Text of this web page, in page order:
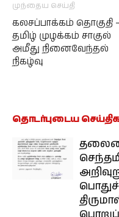
முந்தைய செய்தி
கலசப்பாக்கம் தொகுதி –
தமிழ் முழக்கம் சாகுல்
அமீது நினைவேந்தல்
நிகழ்வு
தொடர்புடைய